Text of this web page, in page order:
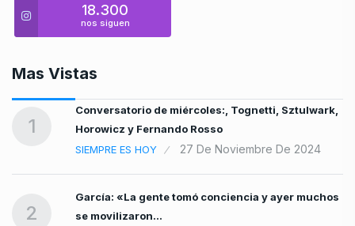
18.300
nos siguen
Mas Vistas
1
Conversatorio de miércoles:, Tognetti, Sztulwark,
Horowicz y Fernando Rosso
SIEMPRE ES HOY
27 De Noviembre De 2024
2
García: «La gente tomó conciencia y ayer muchos
se movilizaron…